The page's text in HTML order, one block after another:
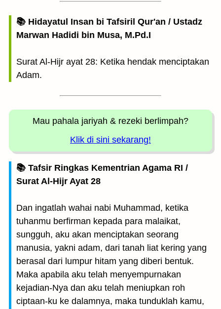
📚 Hidayatul Insan bi Tafsiril Qur'an / Ustadz
Marwan Hadidi bin Musa, M.Pd.I
Surat Al-Hijr ayat 28: Ketika hendak menciptakan
Adam.
Mau pahala jariyah & rezeki berlimpah?
Klik di sini sekarang!
📚 Tafsir Ringkas Kementrian Agama RI /
Surat Al-Hijr Ayat 28
Dan ingatlah wahai nabi Muhammad, ketika
tuhanmu berfirman kepada para malaikat,
sungguh, aku akan menciptakan seorang
manusia, yakni adam, dari tanah liat kering yang
berasal dari lumpur hitam yang diberi bentuk.
Maka apabila aku telah menyempurnakan
kejadian-Nya dan aku telah meniupkan roh
ciptaan-ku ke dalamnya, maka tunduklah kamu,